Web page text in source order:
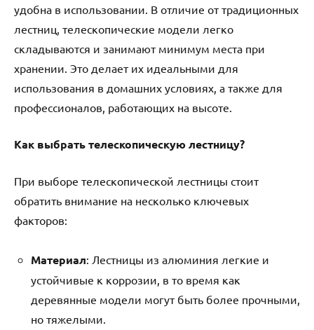
удобна в использовании. В отличие от традиционных
лестниц, телескопические модели легко
складываются и занимают минимум места при
хранении. Это делает их идеальными для
использования в домашних условиях, а также для
профессионалов, работающих на высоте.
Как выбрать телескопическую лестницу?
При выборе телескопической лестницы стоит
обратить внимание на несколько ключевых
факторов:
Материал: Лестницы из алюминия легкие и
устойчивые к коррозии, в то время как
деревянные модели могут быть более прочными,
но тяжелыми.